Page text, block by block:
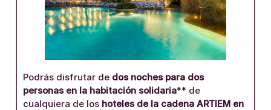
Podrás disfrutar de dos noches para dos
personas en la habitación solidaria** de
cualquiera de los hoteles de la cadena ARTIEM en